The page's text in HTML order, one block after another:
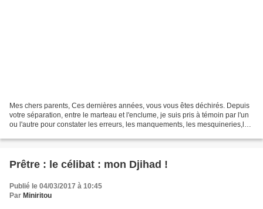
Mes chers parents, Ces dernières années, vous vous êtes déchirés. Depuis
votre séparation, entre le marteau et l'enclume, je suis pris à témoin par l'un
ou l'autre pour constater les erreurs, les manquements, les mesquineries,les
Prêtre : le célibat : mon Djihad !
Publié le 04/03/2017 à 10:45
Par Miniritou